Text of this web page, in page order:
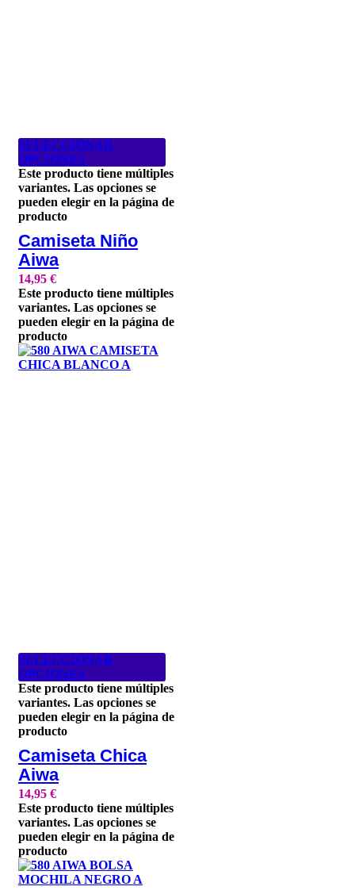
SELECCIONAR
OPCIONES
Este producto tiene múltiples
variantes. Las opciones se
pueden elegir en la página de
producto
Camiseta Niño
Aiwa
14,95 €
Este producto tiene múltiples
variantes. Las opciones se
pueden elegir en la página de
producto
SELECCIONAR
OPCIONES
Este producto tiene múltiples
variantes. Las opciones se
pueden elegir en la página de
producto
Camiseta Chica
Aiwa
14,95 €
Este producto tiene múltiples
variantes. Las opciones se
pueden elegir en la página de
producto